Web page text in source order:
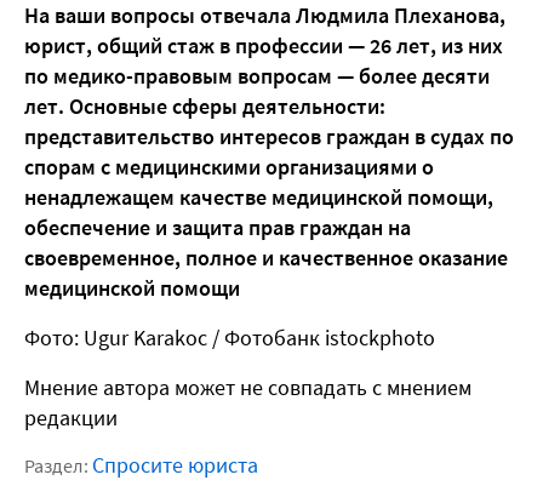
На ваши вопросы отвечала Людмила Плеханова,
юрист, общий стаж в профессии — 26 лет, из них
по медико-правовым вопросам — более десяти
лет. Основные сферы деятельности:
представительство интересов граждан в судах по
спорам с медицинскими организациями о
ненадлежащем качестве медицинской помощи,
обеспечение и защита прав граждан на
своевременное, полное и качественное оказание
медицинской помощи
Фото: Ugur Karakoc / Фотобанк istockphoto
Мнение автора может не совпадать с мнением
редакции
Раздел: Спросите юриста